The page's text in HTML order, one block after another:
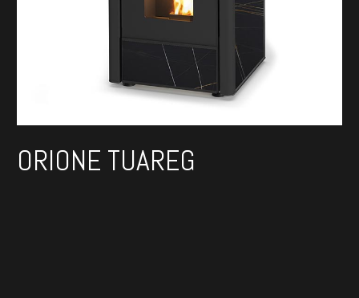
ORIONE TUAREG